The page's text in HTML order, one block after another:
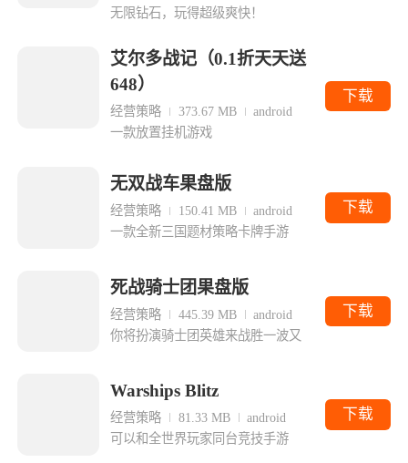
无限钻石，玩得超级爽快！
艾尔多战记（0.1折天天送
648）
经营策略 373.67 MB
android
一款放置挂机游戏
下载
无双战车果盘版
经营策略 150.41 MB
android
一款全新三国题材策略卡牌手游
下载
死战骑士团果盘版
经营策略 445.39 MB
android
你将扮演骑士团英雄来战胜一波又
下载
Warships Blitz
经营策略 81.33 MB
android
可以和全世界玩家同台竞技手游
下载